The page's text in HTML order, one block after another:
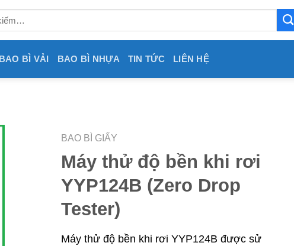
BAO BÌ VẢI BAO BÌ NHỰA TIN TỨC LIÊN HỆ
BAO BÌ GIẤY
Máy thử độ bền khi rơi
YYP124B (Zero Drop
Tester)
Máy thử độ bền khi rơi YYP124B được sử